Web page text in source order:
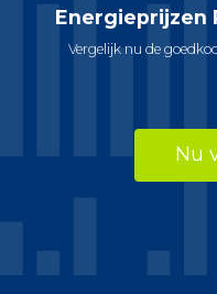
Energieprijzen
Vergelijk nu de
Nu